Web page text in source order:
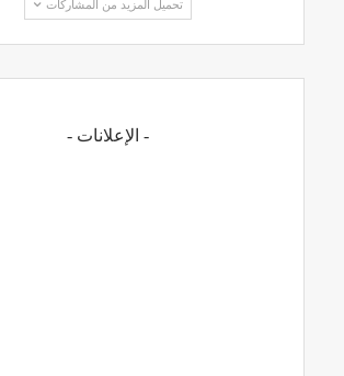
تحميل المزيد من المشاركات
- الإعلانات -